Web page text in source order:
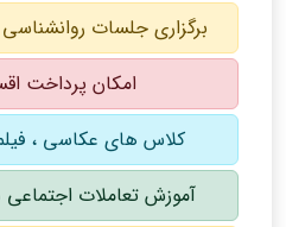
برگزاری جلسات
امکان پرداخت
کلاس های عکاسی ،
آموزش تعاملات اجتماعی